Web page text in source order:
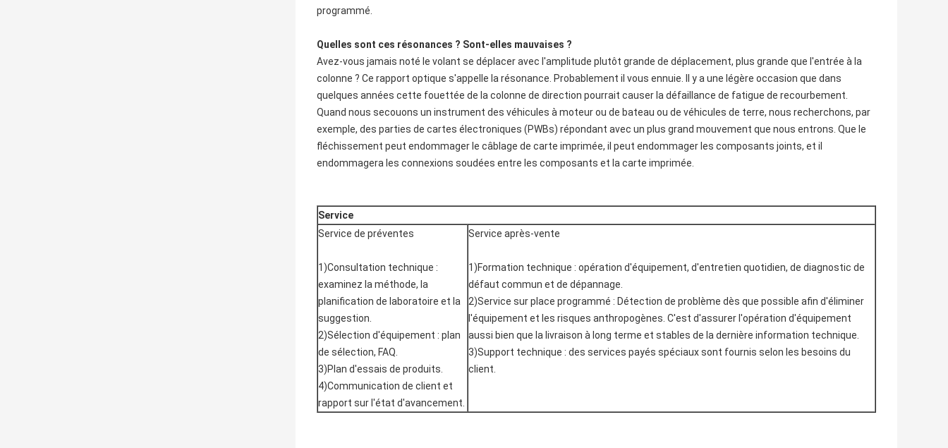
programmé.
Quelles sont ces résonances ? Sont-elles mauvaises ?
Avez-vous jamais noté le volant se déplacer avec l'amplitude plutôt grande de déplacement, plus grande que l'entrée à la
colonne ? Ce rapport optique s'appelle la résonance. Probablement il vous ennuie. Il y a une légère occasion que dans
quelques années cette fouettée de la colonne de direction pourrait causer la défaillance de fatigue de recourbement.
Quand nous secouons un instrument des véhicules à moteur ou de bateau ou de véhicules de terre, nous recherchons, par
exemple, des parties de cartes électroniques (PWBs) répondant avec un plus grand mouvement que nous entrons. Que le
fléchissement peut endommager le câblage de carte imprimée, il peut endommager les composants joints, et il
endommagera les connexions soudées entre les composants et la carte imprimée.
Service
Service de préventes
1)Consultation technique :
examinez la méthode, la
planification de laboratoire et la
suggestion.
2)Sélection d'équipement : plan
de sélection, FAQ.
3)Plan d'essais de produits.
4)Communication de client et
rapport sur l'état d'avancement.
Service après-vente
1)Formation technique : opération d'équipement, d'entretien quotidien, de diagnostic de
défaut commun et de dépannage.
2)Service sur place programmé : Détection de problème dès que possible afin d'éliminer
l'équipement et les risques anthropogènes. C'est d'assurer l'opération d'équipement
aussi bien que la livraison à long terme et stables de la dernière information technique.
3)Support technique : des services payés spéciaux sont fournis selon les besoins du
client.